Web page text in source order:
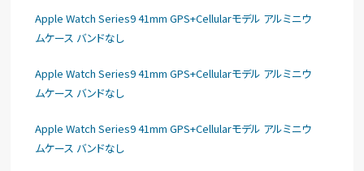
Apple Watch Series9 41mm GPS+Cellularモデル アルミニウ
ムケース バンドなし
Apple Watch Series9 41mm GPS+Cellularモデル アルミニウ
ムケース バンドなし
Apple Watch Series9 41mm GPS+Cellularモデル アルミニウ
ムケース バンドなし